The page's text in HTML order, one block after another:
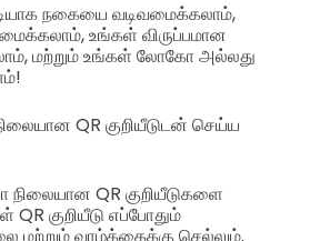
நகையை வடிவமைக்கலாம்,
உங்கள் விருப்பமான
மற்றும் உங்கள் லோகோ அல்லது
QR குறியீடுடன் செய்ய
QR குறியீடுகளை
QR குறியீடு எப்போதும்